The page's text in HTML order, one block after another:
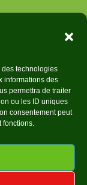
des technologies
informations des
permettra de traiter
ou les ID uniques
consentement peut
fonctions.
©2024